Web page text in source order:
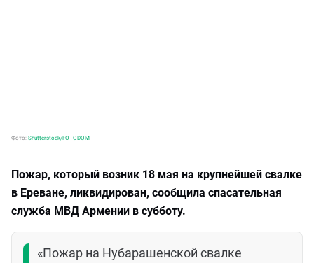
Фото: Shutterstock/FOTODOM
Пожар, который возник 18 мая на крупнейшей свалке
в Ереване, ликвидирован, сообщила спасательная
служба МВД Армении в субботу.
«Пожар на Нубарашенской свалке